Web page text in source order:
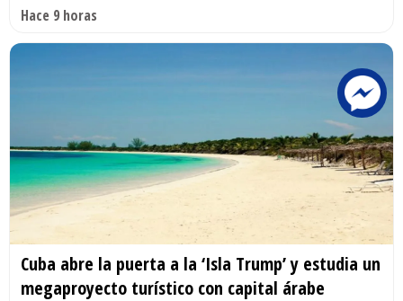
Hace 9 horas
Cuba abre la puerta a la ‘Isla Trump’ y estudia un
megaproyecto turístico con capital árabe